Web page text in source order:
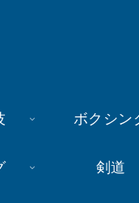
ボクシン
剣道